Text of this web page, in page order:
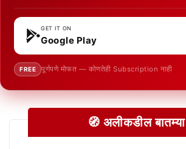
GET IT ON
Google Play
FREE पूर्णपणे मोफत — कोणतेही Subscription नाही
🧭 अलीकडील बातम्या